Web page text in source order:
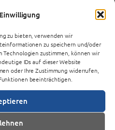
zu bieten, verwenden wir
zu speichern und/oder
Technologien zustimmen, können wir
IDs auf dieser Website
oder Ihre Zustimmung widerrufen,
beeinträchtigen.
→